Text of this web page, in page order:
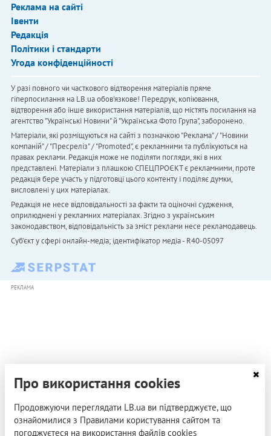
Реклама на сайті
Івенти
Редакція
Політики і стандарти
Угода конфіденційності
У разі повного чи часткового відтворення матеріалів пряме
гіперпосилання на LB.ua обов'язкове! Передрук, копіювання,
відтворення або інше використання матеріалів, що містять посилання на
агентство "Українськi Новини" й "Українська Фото Група", заборонено.
Матеріали, які розміщуються на сайті з позначкою "Реклама" / "Новини
компаній" / "Пресреліз" / "Promoted", є рекламними та публікуються на
правах реклами. Редакція може не поділяти погляди, які в них
представлені. Матеріали з плашкою СПЕЦПРОЄКТ є рекламними, проте
редакція бере участь у підготовці цього контенту і поділяє думки,
висловлені у цих матеріалах.
Редакція не несе відповідальності за факти та оціночні судження,
оприлюднені у рекламних матеріалах. Згідно з українським
законодавством, відповідальність за зміст реклами несе рекламодавець.
Cуб'єкт у сфері онлайн-медіа; ідентифікатор медіа - R40-05097
РЕКЛАМА
Про використання cookies
Продовжуючи переглядати LB.ua ви підтверджуєте, що
ознайомилися з Правилами користування сайтом та
погоджуєтеся на використання файлів cookies